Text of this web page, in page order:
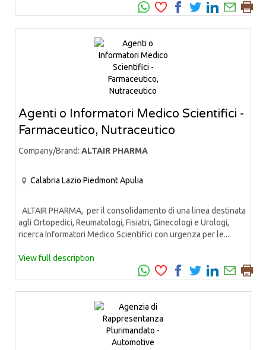
Agenti o Informatori Medico Scientifici -
Farmaceutico, Nutraceutico
Company/Brand: ALTAIR PHARMA
Calabria Lazio PiedmontApulia
ALTAIR PHARMA, per il consolidamento di una linea destinata
agli Ortopedici, Reumatologi, Fisiatri, Ginecologi e Urologi,
ricerca Informatori Medico Scientifici con urgenza per le...
View full description